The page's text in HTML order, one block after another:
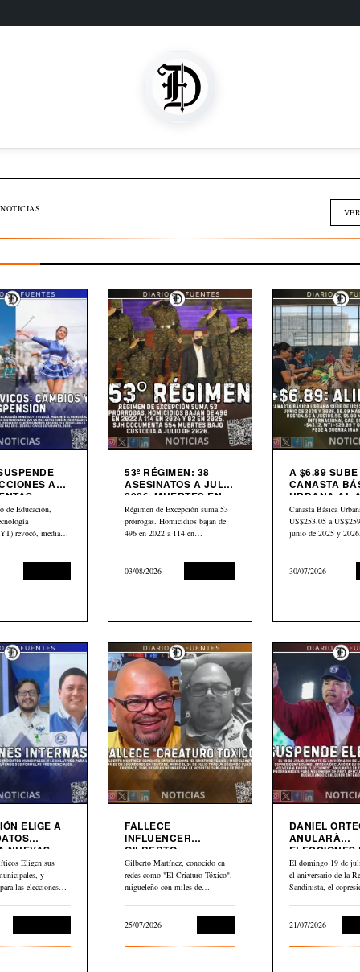
A
de Educación,
revocó, mediante
53º RÉGIMEN: 38
ASESINATOS A JULIO
2026. MUERTES EN
CÁRCEL: “554”
Régimen de Excepción suma 53
prórrogas. Homicidios bajan de
496 en 2022 a 114 en…
03/08/2026
A $6.89 SUBE
CANASTA
URBANA AL
PETRÓLEO
CAE $43
ABRIL
Canasta Básica
US$253.05 a
junio de 2025 y
30/07/2026
ELIGE A
NUEVAS
Eligen sus
y
las elecciones
FALLECE
INFLUENCER
GILBERTO
MARTINEZ”EL
CRIATURO TOXICO”
Gilberto Martínez, conocido en
redes como "El Criaturo Tóxico",
migueleño con miles de
25/07/2026
DANIEL
ANULARÀ
ELECCIONES
NICARAGUA
El domingo 19 de
el aniversario de la
Sandinista, el
21/07/2026